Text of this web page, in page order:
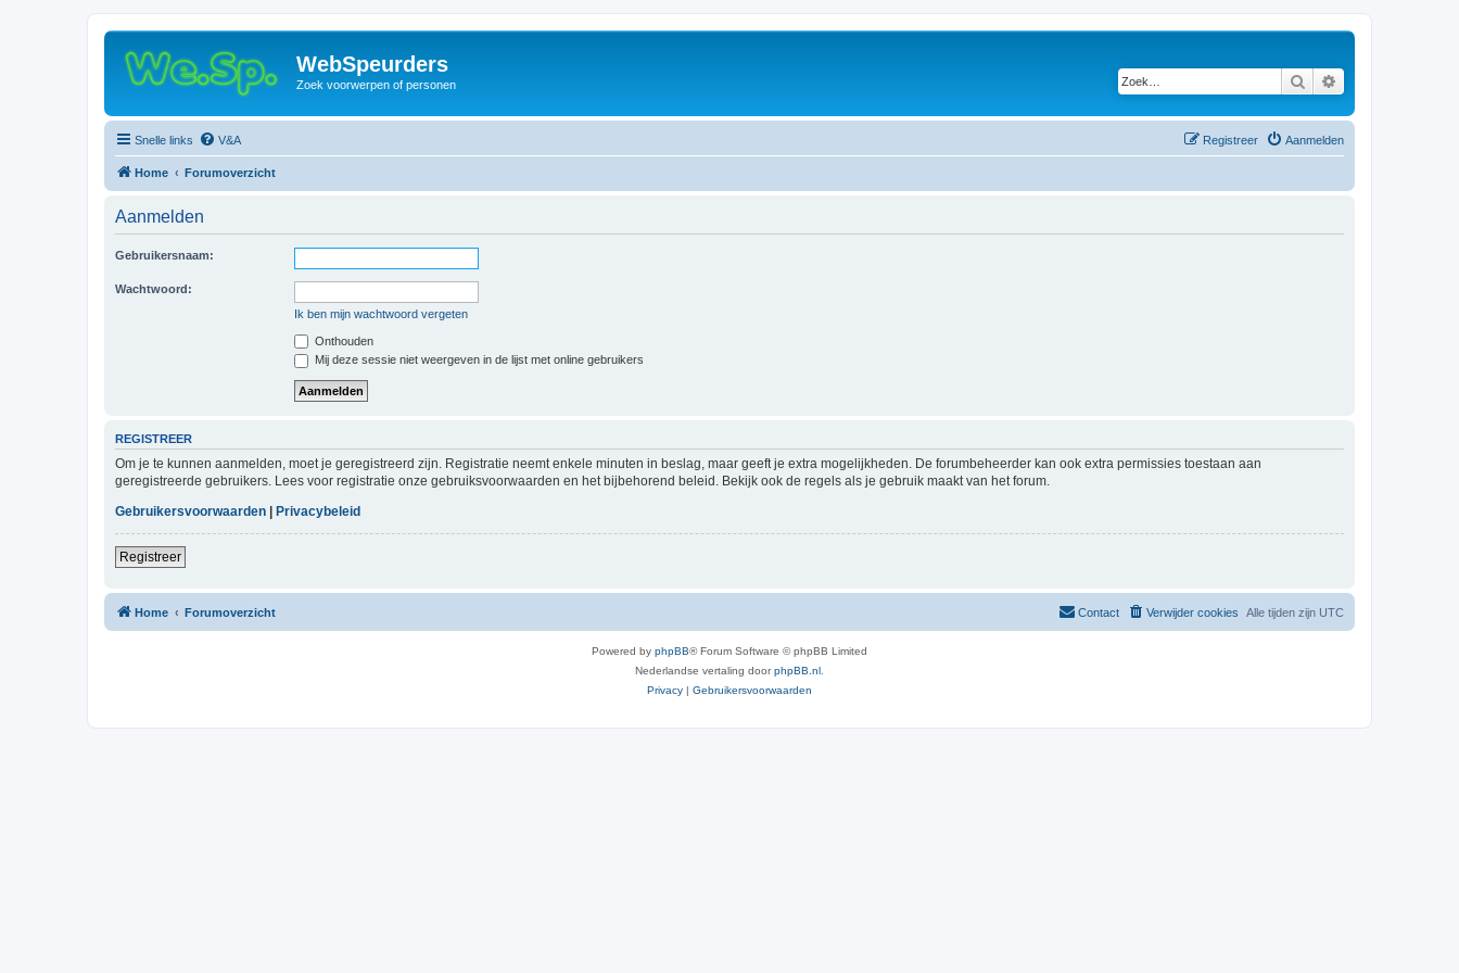
WebSpeurders
Zoek voorwerpen of personen Zoek
Snelle links V&A Aanmelden
Registreer
Home Forumoverzicht
Aanmelden
Gebruikersnaam:
Wachtwoord:
Ik ben mijn wachtwoord vergeten
Onthouden
Mij deze sessie niet weergeven in de lijst met online gebruikers
REGISTREER
Om je te kunnen aanmelden, moet je geregistreerd zijn. Registratie neemt enkele minuten in beslag, maar geeft je extra mogelijkheden. De forumbeheerder kan ook extra permissies toestaan aan
geregistreerde gebruikers. Lees voor registratie onze gebruiksvoorwaarden en het bijbehorend beleid. Bekijk ook de regels als je gebruik maakt van het forum.
Gebruikersvoorwaarden
Privacybeleid
Registreer
Home Forumoverzicht Alle tijden zijn UTC
Verwijder cookies
Contact
Powered by phpBB® Forum Software © phpBB Limited
Nederlandse vertaling doorphpBB.nl.
Privacy | Gebruikersvoorwaarden